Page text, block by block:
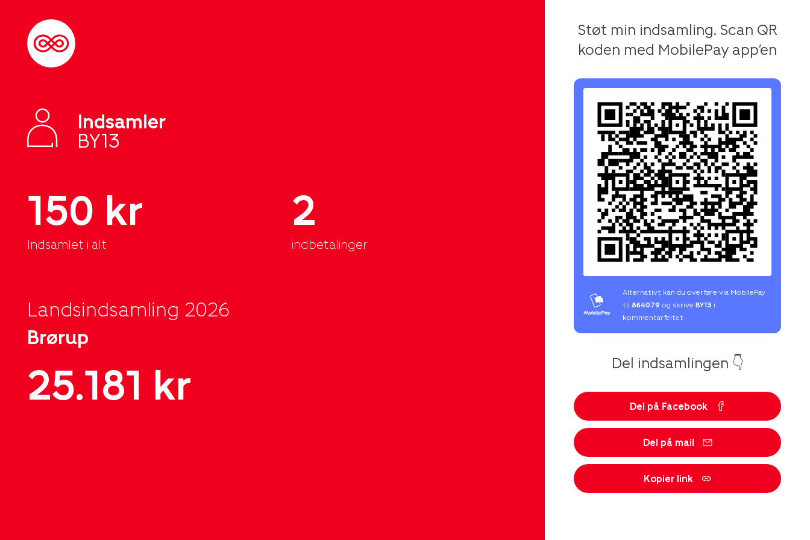
Indsamler
BY13
150 kr
Indsamlet i alt
2
indbetalinger
Landsindsamling 2026
Brørup
25.181 kr
Støt min indsamling. Scan QR
koden med MobilePay app’en
Alternativt kan du overføre via MobilePay
til 864079 og skrive BY13 i
kommentarfeltet
Del indsamlingen 👇
Del på Facebook
Del på mail
Kopier link